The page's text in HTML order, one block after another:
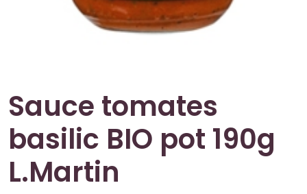
Sauce tomates
basilic BIO pot 190g
L.Martin